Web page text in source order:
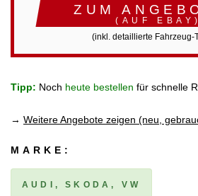
ZUM
(AUF EBAY)
(inkl. detaillierte Fahrzeug-
Tipp: Noch heute bestellen für schnelle
→ Weitere Angebote zeigen (neu,
MARKE:
AUDI, SKODA, VW